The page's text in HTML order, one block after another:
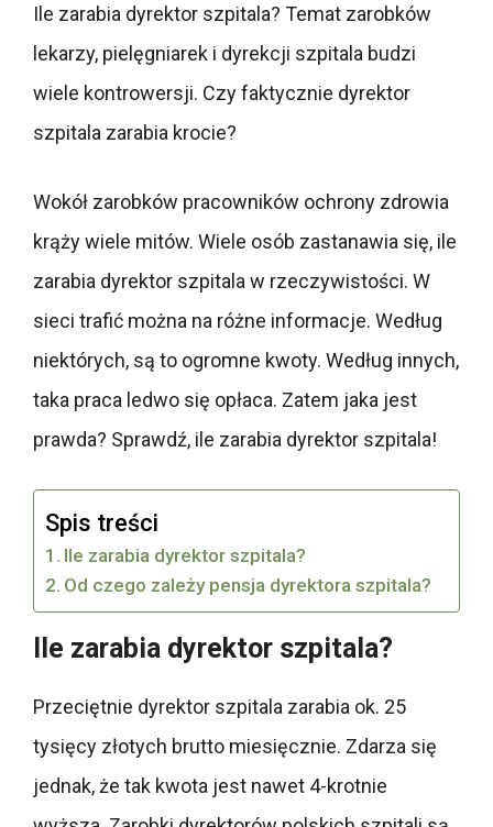
Ile zarabia dyrektor szpitala? Temat zarobków
lekarzy, pielęgniarek i dyrekcji szpitala budzi
wiele kontrowersji. Czy faktycznie dyrektor
szpitala zarabia krocie?
Wokół zarobków pracowników ochrony zdrowia
krąży wiele mitów. Wiele osób zastanawia się, ile
zarabia dyrektor szpitala w rzeczywistości. W
sieci trafić można na różne informacje. Według
niektórych, są to ogromne kwoty. Według innych,
taka praca ledwo się opłaca. Zatem jaka jest
prawda? Sprawdź, ile zarabia dyrektor szpitala!
Spis treści
Ile zarabia dyrektor szpitala?
Od czego zależy pensja dyrektora szpitala?
Ile zarabia dyrektor szpitala?
Przeciętnie dyrektor szpitala zarabia ok. 25
tysięcy złotych brutto miesięcznie. Zdarza się
jednak, że tak kwota jest nawet 4-krotnie